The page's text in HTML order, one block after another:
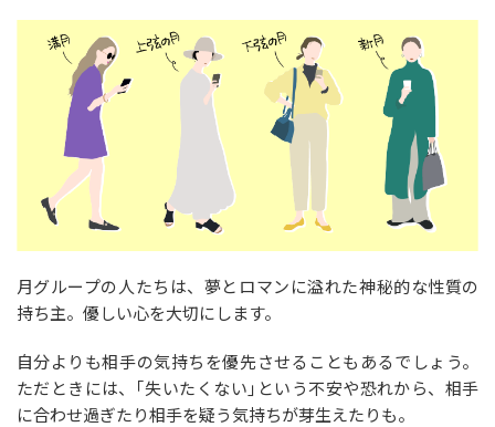
月グループの人たちは、夢とロマンに溢れた神秘的な性質の
持ち主。優しい心を大切にします。
自分よりも相手の気持ちを優先させることもあるでしょう。
ただときには、｢失いたくない｣という不安や恐れから、相手
に合わせ過ぎたり相手を疑う気持ちが芽生えたりも。